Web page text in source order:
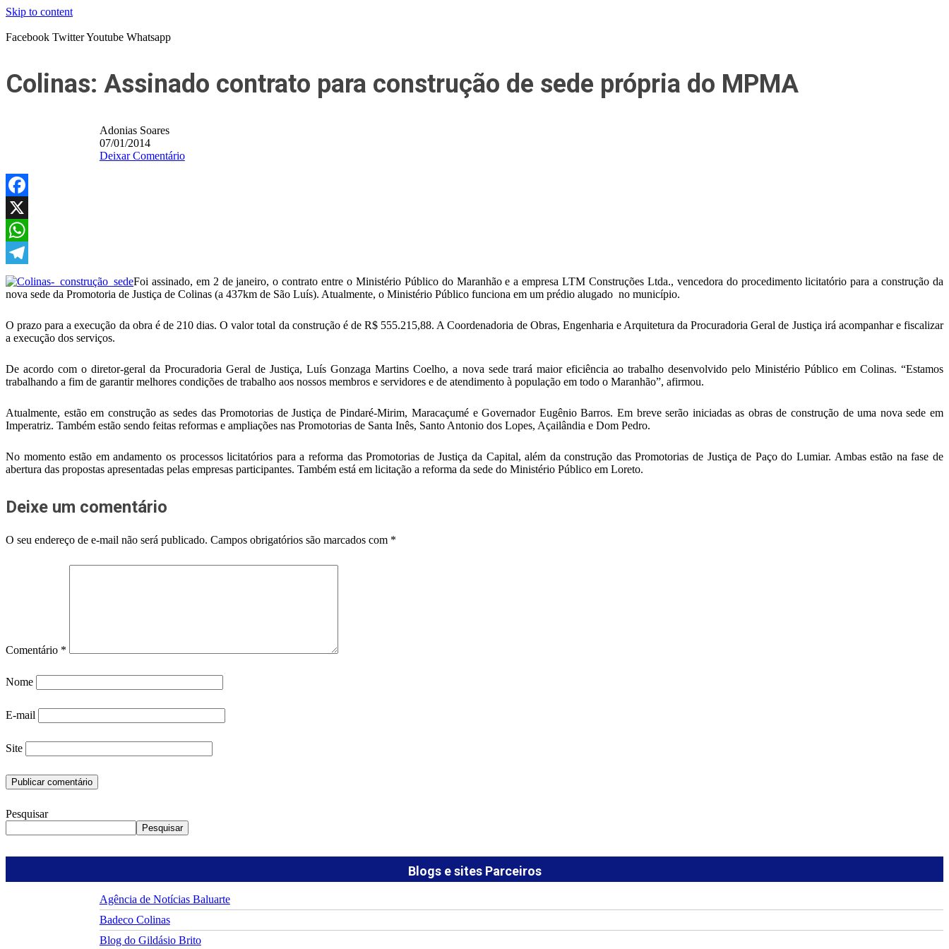
Skip to content
Facebook TwitterYoutube Whatsapp
Colinas: Assinado contrato para construção de sede própria do MPMA
Adonias Soares
07/01/2014
Deixar Comentário
Facebook
X
WhatsApp
Telegram
Foi assinado, em 2 de janeiro, o contrato entre o Ministério Público do Maranhão e a empresa LTM Construções Ltda., vencedora do procedimento licitatório para a construção da
nova sede da Promotoria de Justiça de Colinas (a 437km de São Luís). Atualmente, o Ministério Público funciona em um prédio alugado no município.
O prazo para a execução da obra é de 210 dias. O valor total da construção é de R$ 555.215,88. A Coordenadoria de Obras, Engenharia e Arquitetura da Procuradoria Geral de Justiça irá acompanhar e fiscalizar
a execução dos serviços.
De acordo com o diretor-geral da Procuradoria Geral de Justiça, Luís Gonzaga Martins Coelho, a nova sede trará maior eficiência ao trabalho desenvolvido pelo Ministério Público em Colinas. “Estamos
trabalhando a fim de garantir melhores condições de trabalho aos nossos membros e servidores e de atendimento à população em todo o Maranhão”, afirmou.
Atualmente, estão em construção as sedes das Promotorias de Justiça de Pindaré-Mirim, Maracaçumé e Governador Eugênio Barros. Em breve serão iniciadas as obras de construção de uma nova sede em
Imperatriz. Também estão sendo feitas reformas e ampliações nas Promotorias de Santa Inês, Santo Antonio dos Lopes, Açailândia e Dom Pedro.
No momento estão em andamento os processos licitatórios para a reforma das Promotorias de Justiça da Capital, além da construção das Promotorias de Justiça de Paço do Lumiar. Ambas estão na fase de
abertura das propostas apresentadas pelas empresas participantes. Também está em licitação a reforma da sede do Ministério Público em Loreto.
Deixe um comentário
O seu endereço de e-mail não será publicado. Campos obrigatórios são marcados com *
Comentário *
Nome
E-mail
Site
Pesquisar
Pesquisar
Blogs e sites Parceiros
Agência de Notícias Baluarte
Badeco Colinas
Blog do Gildásio Brito